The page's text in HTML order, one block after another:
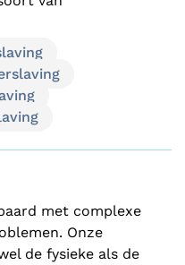
met complexe
Onze
de fysieke als de